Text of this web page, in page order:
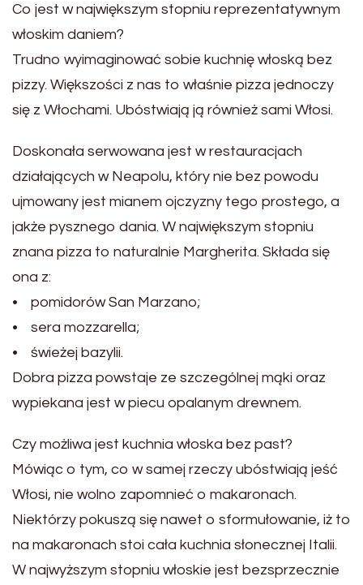
Co jest w największym stopniu reprezentatywnym
włoskim daniem?
Trudno wyimaginować sobie kuchnię włoską bez
pizzy. Większości z nas to właśnie pizza jednoczy
się z Włochami. Ubóstwiają ją również sami Włosi.
Doskonała serwowana jest w restauracjach
działających w Neapolu, który nie bez powodu
ujmowany jest mianem ojczyzny tego prostego, a
jakże pysznego dania. W największym stopniu
znana pizza to naturalnie Margherita. Składa się
ona z:
• pomidorów San Marzano;
• sera mozzarella;
• świeżej bazylii.
Dobra pizza powstaje ze szczególnej mąki oraz
wypiekana jest w piecu opalanym drewnem.
Czy możliwa jest kuchnia włoska bez past?
Mówiąc o tym, co w samej rzeczy ubóstwiają jeść
Włosi, nie wolno zapomnieć o makaronach.
Niektórzy pokuszą się nawet o sformułowanie, iż to
na makaronach stoi cała kuchnia słonecznej Italii.
W najwyższym stopniu włoskie jest bezsprzecznie